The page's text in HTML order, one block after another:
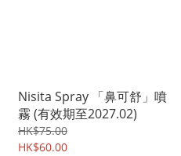
Nisita Spray 「鼻可舒」噴
霧 (有效期至2027.02)
HK$75.00
HK$60.00